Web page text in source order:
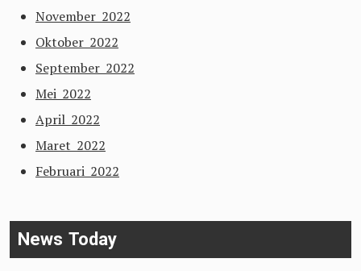
November 2022
Oktober 2022
September 2022
Mei 2022
April 2022
Maret 2022
Februari 2022
News Today